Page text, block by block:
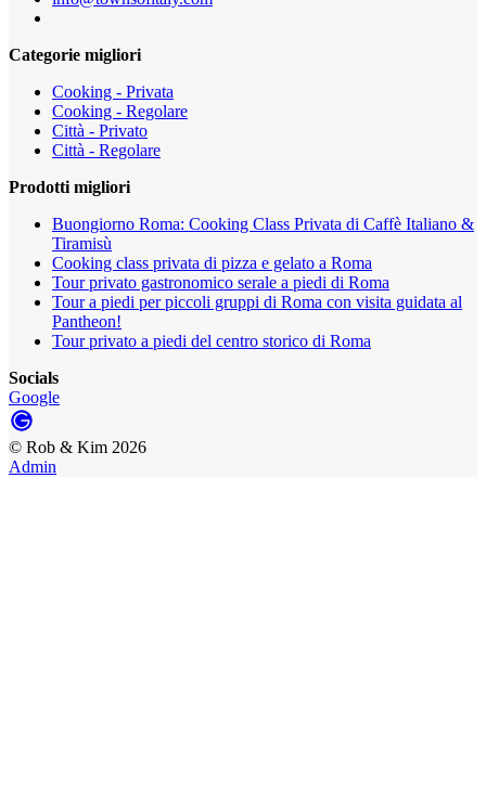
Categorie migliori
Cooking - Privata
Cooking - Regolare
Città - Privato
Città - Regolare
Prodotti migliori
Buongiorno Roma: Cooking Class Privata di Caffè Italiano &
Tiramisù
Cooking class privata di pizza e gelato a Roma
Tour privato gastronomico serale a piedi di Roma
Tour a piedi per piccoli gruppi di Roma con visita guidata al
Pantheon!
Tour privato a piedi del centro storico di Roma
Socials
Google
© Rob & Kim 2026
Admin